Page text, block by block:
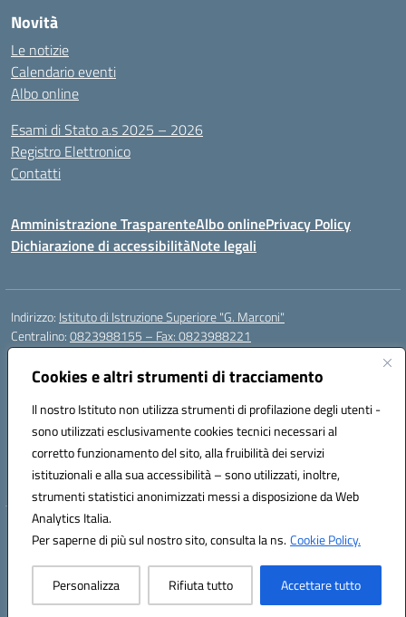
Cookies e altri strumenti di tracciamento
Il nostro Istituto non utilizza strumenti di profilazione degli utenti -
sono utilizzati esclusivamente cookies tecnici necessari al
corretto funzionamento del sito, alla fruibilità dei servizi
istituzionali e alla sua accessibilità – sono utilizzati, inoltre,
strumenti statistici anonimizzati messi a disposizione da Web
Analytics Italia.
Per saperne di più sul nostro sito, consulta la ns.Cookie Policy.
Personalizza Rifiuta tutto Accettare tutto
Novità
Le notizie
Calendario eventi
Albo online
Esami di Stato a.s 2025 – 2026
Registro Elettronico
Contatti
Amministrazione TrasparenteAlbo onlinePrivacy Policy
Dichiarazione di accessibilitàNote legali
Indirizzo: Istituto di Istruzione Superiore "G. Marconi"
Centralino:0823988155 – Fax: 0823988221
Email:
Posta elettronica certificata (PEC):ceis006006@pec.istruzione.it
Codice fiscale: 80004450617
Codice meccanografico:CEIS006006
Codice Indice delle Pubbliche Amministrazioni (IPA): istsc_ceis006006
Codice unico di fatturazione (CUF): UF8BPW
Hosting & Powered by 3D Solution S.r.l.
Concept & Design by Designers Italia